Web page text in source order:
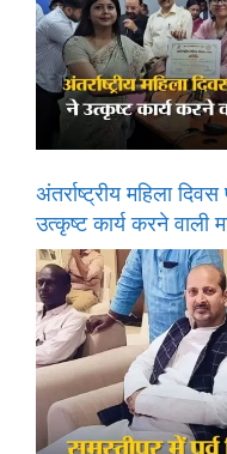
अंतर्राष्ट्रीय महिला
उत्कृष्ट कार्य करने वाली